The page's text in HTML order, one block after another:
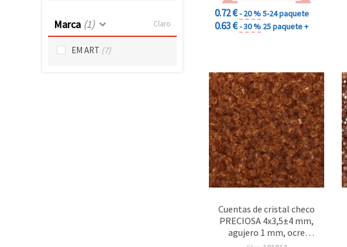
Marca (1) Claro
EM ART (7)
0.72 €- 20 %5-24 paquete
0.63 €- 30 % 25 paquete +
Cuentas de cristal checo
PRECIOSA 4x3,5±4 mm,
agujero 1 mm, ocre
transparente, 10 g ±148